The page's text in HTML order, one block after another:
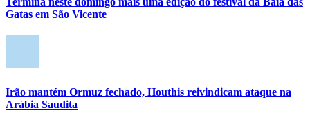
Gatas em São Vicente
Irão mantém Ormuz fechado, Houthis reivindicam ataque na
Arábia Saudita